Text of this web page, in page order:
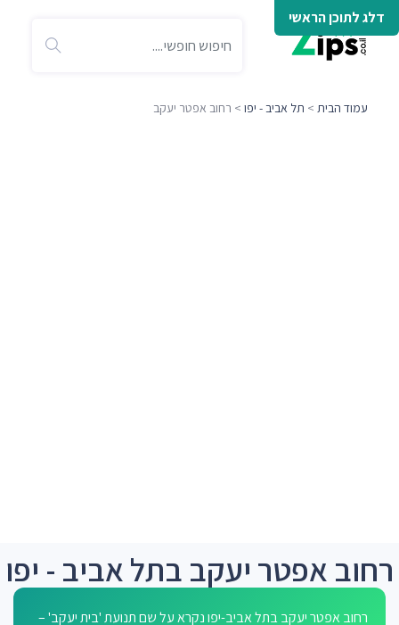
דלג לתוכן הראשי
עמוד הבית > תל אביב - יפו > רחוב אפטר יעקב
רחוב אפטר יעקב בתל אביב - יפו
רחוב אפטר יעקב בתל אביב-יפו נקרא על שם תנועת 'בית יעקב' –